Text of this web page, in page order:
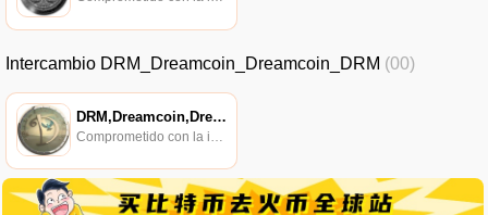
Intercambio DRM_Dreamcoin_Dreamcoin_DRM (00)
DRM,Dreamcoin,Dreamcoin